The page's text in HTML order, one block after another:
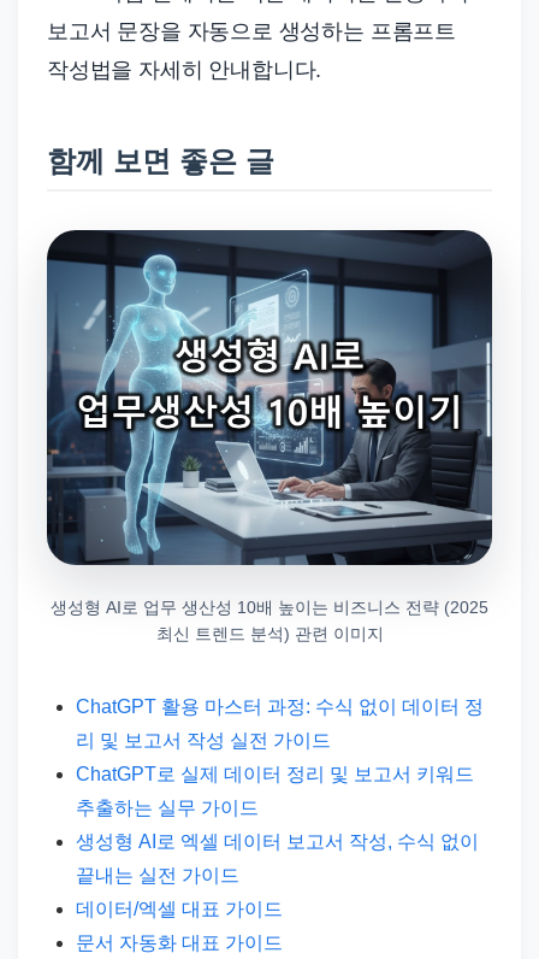
보고서 문장을 자동으로 생성하는 프롬프트
작성법을 자세히 안내합니다.
함께 보면 좋은 글
생성형 AI로 업무 생산성 10배 높이는 비즈니스 전략 (2025
최신 트렌드 분석) 관련 이미지
ChatGPT 활용 마스터 과정: 수식 없이 데이터 정
리 및 보고서 작성 실전 가이드
ChatGPT로 실제 데이터 정리 및 보고서 키워드
추출하는 실무 가이드
생성형 AI로 엑셀 데이터 보고서 작성, 수식 없이
끝내는 실전 가이드
데이터/엑셀 대표 가이드
문서 자동화 대표 가이드